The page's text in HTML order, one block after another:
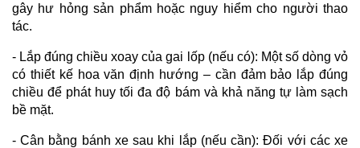
gây hư hỏng sản phẩm hoặc nguy hiểm cho người thao
tác.
- Lắp đúng chiều xoay của gai lốp (nếu có): Một số dòng vỏ
có thiết kế hoa văn định hướng – cần đảm bảo lắp đúng
chiều để phát huy tối đa độ bám và khả năng tự làm sạch
bề mặt.
- Cân bằng bánh xe sau khi lắp (nếu cần):Đối với các xe